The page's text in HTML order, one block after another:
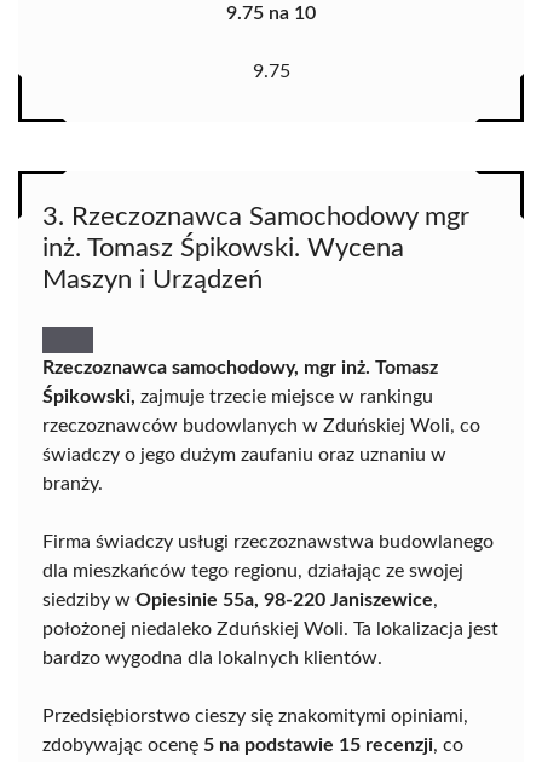
9.75 na 10
9.75
3. Rzeczoznawca Samochodowy mgr
inż. Tomasz Śpikowski. Wycena
Maszyn i Urządzeń
Rzeczoznawca samochodowy, mgr inż. Tomasz
Śpikowski, zajmuje trzecie miejsce w rankingu
rzeczoznawców budowlanych w Zduńskiej Woli, co
świadczy o jego dużym zaufaniu oraz uznaniu w
branży.
Firma świadczy usługi rzeczoznawstwa budowlanego
dla mieszkańców tego regionu, działając ze swojej
siedziby w Opiesinie 55a, 98-220 Janiszewice,
położonej niedaleko Zduńskiej Woli. Ta lokalizacja jest
bardzo wygodna dla lokalnych klientów.
Przedsiębiorstwo cieszy się znakomitymi opiniami,
zdobywając ocenę 5 na podstawie 15 recenzji, co